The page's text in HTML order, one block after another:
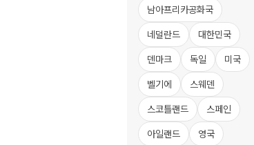
남아프리카공화국
네덜란드 대한민국
덴마크 독일 미국
벨기에 스웨덴
스코틀랜드 스페인
아일랜드 영국